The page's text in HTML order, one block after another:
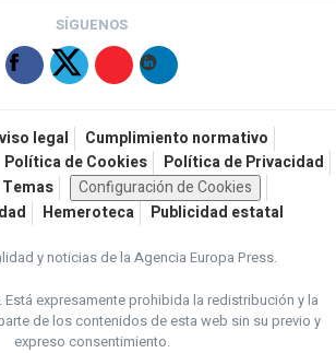
SÍGUENOS
legal
Cumplimiento normativo
Política de Cookies
Política de Privacidad
Temas
Configuración de Cookies
Hemeroteca Publicidad estatal
y noticias de la Agencia Europa Press.
Está expresamente prohibida la redistribución y la
de los contenidos de esta web sin su previo y
expreso consentimiento.